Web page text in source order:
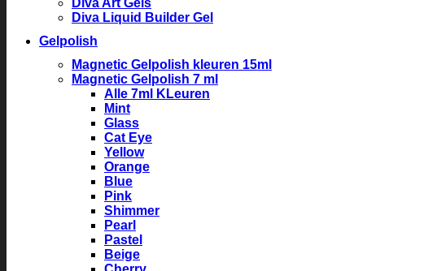
Diva Art Gels
Diva Liquid Builder Gel
Gelpolish
Magnetic Gelpolish kleuren 15ml
Magnetic Gelpolish 7 ml
Alle 7ml KLeuren
Mint
Glass
Cat Eye
Yellow
Orange
Blue
Pink
Shimmer
Pearl
Pastel
Beige